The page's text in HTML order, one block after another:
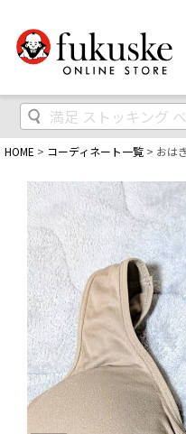
HOME コーディネート一覧 おは